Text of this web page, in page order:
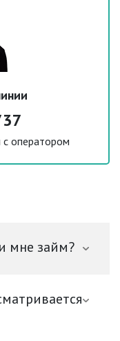
с оператором
мне займ?